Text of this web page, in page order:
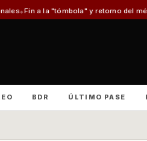
y retorno del mérito
BDR ÚLTIMO PASE